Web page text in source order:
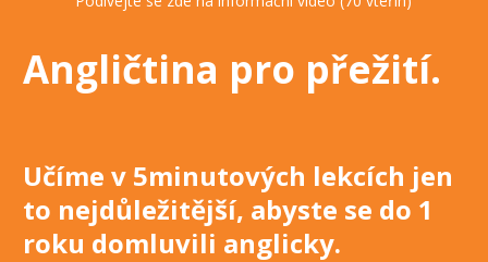
Angličtina pro přežití.
Učíme v 5minutových lekcích jen
to nejdůležitější, abyste se do 1
roku domluvili anglicky.